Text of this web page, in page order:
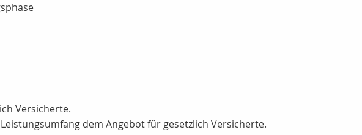
Versicherte.
dem Angebot für gesetzlich Versicherte.